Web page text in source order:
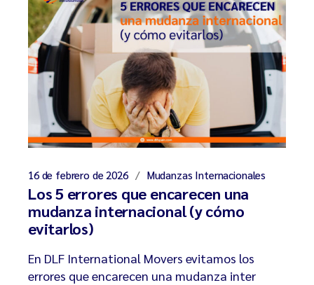
16 de febrero de 2026 Mudanzas Internacionales
Los 5 errores que encarecen una
mudanza internacional (y cómo
evitarlos)
En DLF International Movers evitamos los
errores que encarecen una mudanza inter